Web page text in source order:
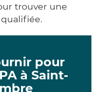
trouver une
pour
à Saint-